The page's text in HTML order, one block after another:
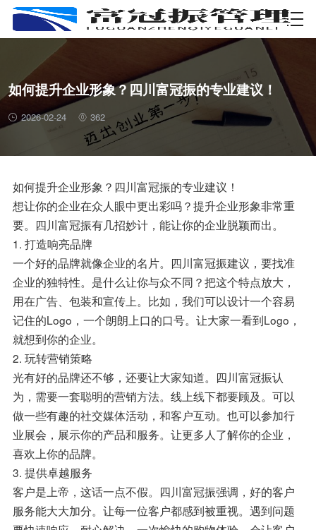
资质许可
如何提升企业形象？四川富冠振的专业建议！
2026-02-24 362
如何提升企业形象？四川富冠振的专业建议！
想让你的企业在众人眼中更出彩吗？提升企业形象非常重
要。四川富冠振有几招妙计，能让你的企业脱颖而出。
1. 打造响亮品牌
一个好的品牌就像企业的名片。四川富冠振建议，要找准
企业的独特性。是什么让你与众不同？把这个特点放大，
用在广告、包装和宣传上。比如，我们可以设计一个容易
记住的Logo，一个朗朗上口的口号。让大家一看到Logo，
就想到你的企业。
2. 玩转营销策略
光有好的品牌还不够，还要让大家知道。四川富冠振认
为，需要一套聪明的营销方法。线上线下都要顾及。可以
做一些有趣的社交媒体活动，和客户互动。也可以参加行
业展会，展示你的产品和服务。让更多人了解你的企业，
喜欢上你的品牌。
3. 提供卓越服务
客户是上帝，这话一点不假。四川富冠振强调，好的客户
服务能大大加分。让每一位客户都感到被重视。遇到问题